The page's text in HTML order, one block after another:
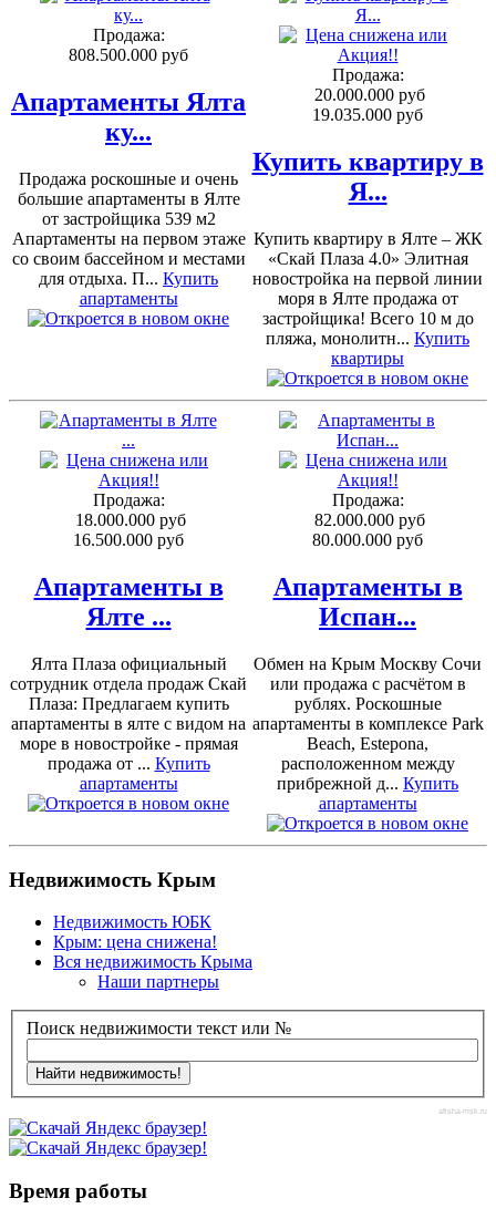
Продажа:
808.500.000 руб
Апартаменты Ялта
ку...
Продажа роскошные и очень
большие апартаменты в Ялте
от застройщика 539 м2
Апартаменты на первом этаже
со своим бассейном и местами
для отдыха. П... Купить
апартаменты
Продажа:
20.000.000 руб
19.035.000 руб
Купить квартиру в
Я...
Купить квартиру в Ялте – ЖК
«Скай Плаза 4.0» Элитная
новостройка на первой линии
моря в Ялте продажа от
застройщика! Всего 10 м до
пляжа, монолитн... Купить
квартиры
Продажа:
18.000.000 руб
16.500.000 руб
Апартаменты в
Ялте ...
Ялта Плаза официальный
сотрудник отдела продаж Скай
Плаза: Предлагаем купить
апартаменты в ялте с видом на
море в новостройке - прямая
продажа от ... Купить
апартаменты
Продажа:
82.000.000 руб
80.000.000 руб
Апартаменты в
Испан...
Обмен на Крым Москву Сочи
или продажа с расчётом в
рублях. Роскошные
апартаменты в комплексе Park
Beach, Estepona,
расположенном между
прибрежной д... Купить
апартаменты
Недвижимость Крым
Недвижимость ЮБК
Крым: цена снижена!
Вся недвижимость Крыма
Наши партнеры
Поиск недвижимости текст или №
afisha-msk.ru
Время работы